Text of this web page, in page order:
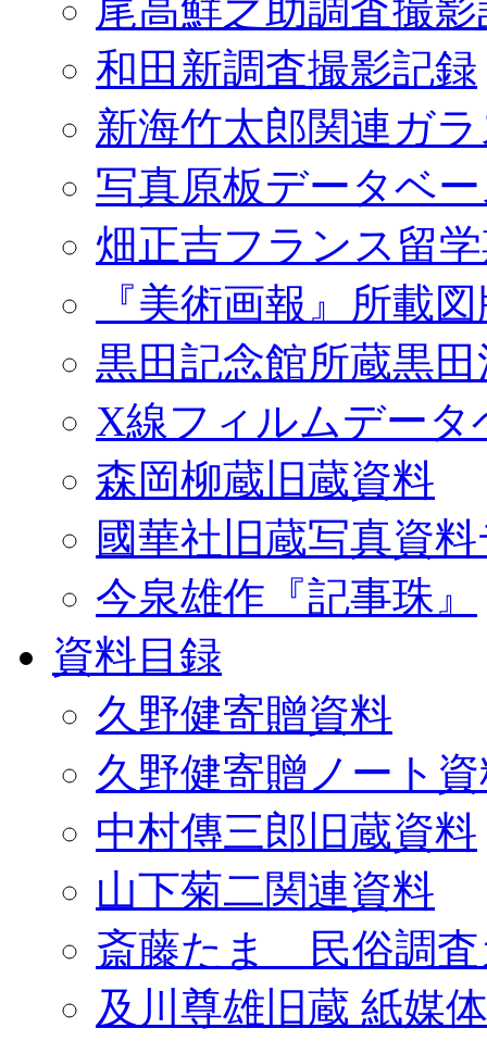
尾高鮮之助調査撮
和田新調査撮影記録
新海竹太郎関連ガ
写真原板データベ
畑正吉フランス留
『美術画報』所載
黒田記念館所蔵黒
X線フィルムデータ
森岡柳蔵旧蔵資料
國華社旧蔵写真資
今泉雄作『記事珠』
資料目録
久野健寄贈資料
久野健寄贈ノート
中村傳三郎旧蔵資料
山下菊二関連資料
斎藤たま 民俗調査
及川尊雄旧蔵 紙媒